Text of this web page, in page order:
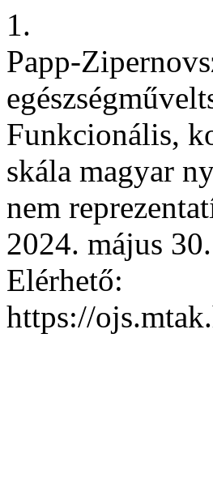
1.
Papp-
Funkcionális,
skála magyar
nem
2024. május
Elérhető:
https://